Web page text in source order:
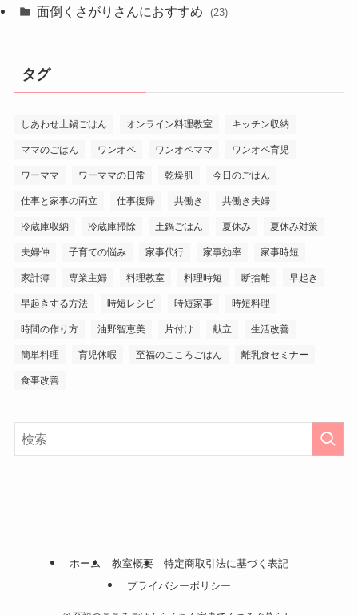
面倒くさがりさんにおすすめ (23)
タグ
しあわせ土鍋ごはん オンライン料理教室 キッチン収納
ママのごはん ワンオペ ワンオペママ ワンオペ育児
ワーママ ワーママの日常 乾燥肌 今日のごはん
仕事と家事の両立 仕事復帰 共働き 共働き夫婦
冷蔵庫収納 冷蔵庫掃除 土鍋ごはん 夏休み 夏休み対策
夫婦仲 子育ての悩み 家事代行 家事効率 家事時短
家計簿 専業主婦 料理教室 料理時短 断捨離 早起き
早起きする方法 時短レシピ 時短家事 時短料理
時間の作り方 油野智恵美 片付け 献立 生活改善
簡単料理 育児休暇 至福のこころごはん 離乳食セミナー
食事改善
ホーム 教室概要
特定商取引法に基づく表記
プライバシーポリシー